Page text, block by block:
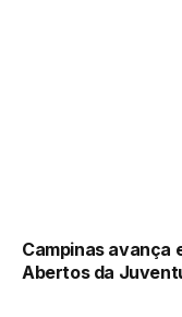
Campinas avança
Abertos da